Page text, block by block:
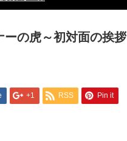
ーの虎～初対面の挨拶
+1 RSS Pin it